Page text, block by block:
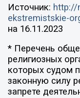
Источник: http://
ekstremistskie-
на 16.11.2023
* Перечень
религиозных
которых судом
законную силу
запрете